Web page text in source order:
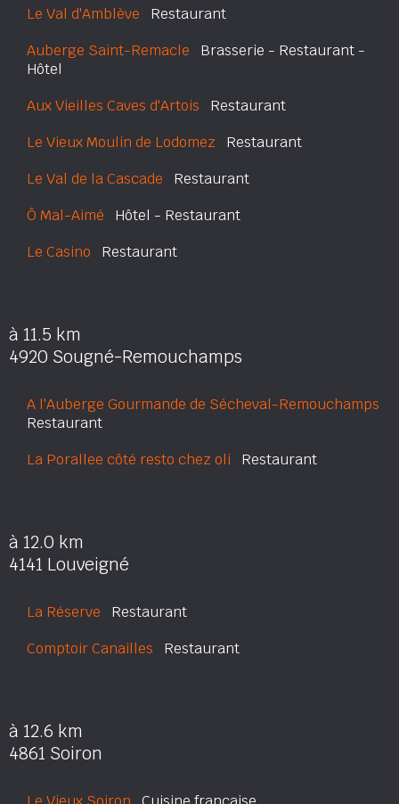
Le Val d'Amblève Restaurant
Auberge Saint-Remacle Brasserie - Restaurant -
Hôtel
Aux Vieilles Caves d'Artois Restaurant
Le Vieux Moulin de Lodomez Restaurant
Le Val de la Cascade Restaurant
Ô Mal-Aimé Hôtel - Restaurant
Le Casino Restaurant
à 11.5 km
4920 Sougné-Remouchamps
A l'Auberge Gourmande de Sécheval-Remouchamps
Restaurant
La Porallee côté resto chez oli Restaurant
à 12.0 km
4141 Louveigné
La Réserve Restaurant
Comptoir Canailles Restaurant
à 12.6 km
4861 Soiron